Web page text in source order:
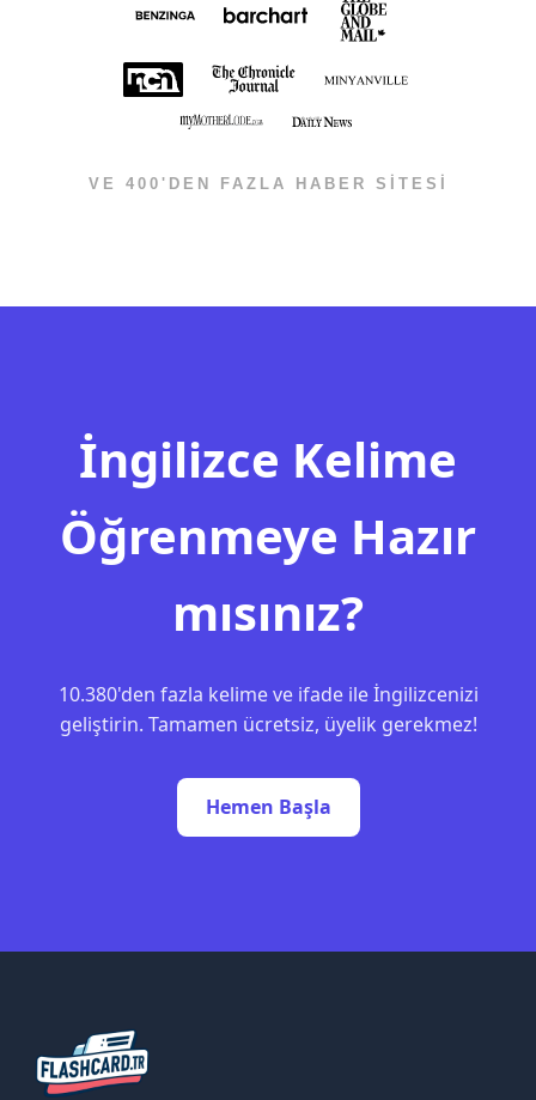
VE 400'DEN FAZLA HABER SİTESİ
İngilizce Kelime
Öğrenmeye Hazır
mısınız?
10.380'den fazla kelime ve ifade ile İngilizcenizi
geliştirin. Tamamen ücretsiz, üyelik gerekmez!
Hemen Başla